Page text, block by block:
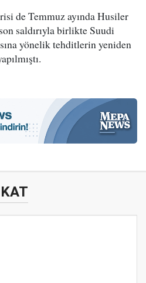
de Temmuz ayında Husiler
saldırıyla birlikte Suudi
yönelik tehditlerin yeniden